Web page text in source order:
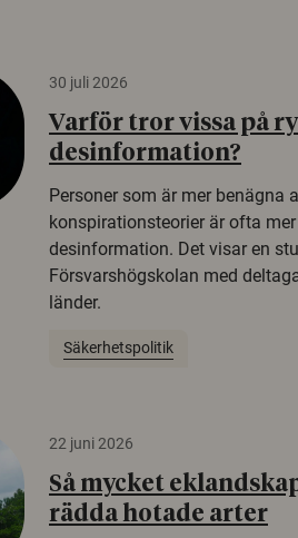
30 juli 2026
Varför tror vissa på
desinformation?
Personer som är mer benägna
konspirationsteorier är ofta
desinformation. Det visar en
Försvarshögskolan med
länder.
Säkerhetspolitik
22 juni 2026
Så mycket
rädda hotade arter